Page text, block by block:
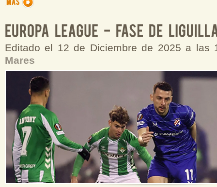
Editado el 12 de Diciembre de 2025 a las
Mares